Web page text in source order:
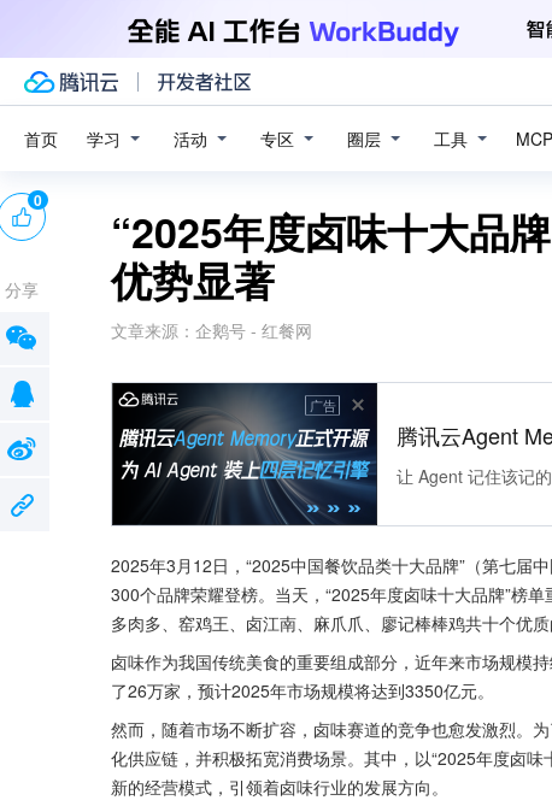
首页 学习 活动 专区 圈层 工具
“2025年度卤味十大品
优势显著
文章来源： 企鹅号 - 红餐网
广告
腾讯云Agent
让 Agent 记住该记
2025年3月12日，“2025中国餐饮品类十大品牌”（第七届
300个品牌荣耀登榜。当天，“2025年度卤味十大品牌”榜
多肉多、窑鸡王、卤江南、麻爪爪、廖记棒棒鸡共十个优质
卤味作为我国传统美食的重要组成部分，近年来市场规模
了26万家，预计2025年市场规模将达到3350亿元。
然而，随着市场不断扩容，卤味赛道的竞争也愈发激烈。
化供应链，并积极拓宽消费场景。其中，以“2025年度卤
新的经营模式，引领着卤味行业的发展方向。
0
分享